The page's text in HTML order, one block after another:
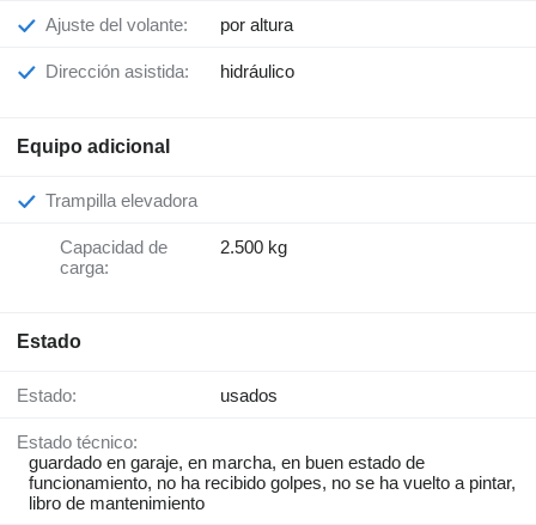
Ajuste del volante: por altura
Dirección asistida: hidráulico
Equipo adicional
Trampilla elevadora
Capacidad de
carga:
2.500 kg
Estado
Estado: usados
Estado técnico:
guardado en garaje, en marcha, en buen estado de
funcionamiento, no ha recibido golpes, no se ha vuelto a pintar,
libro de mantenimiento